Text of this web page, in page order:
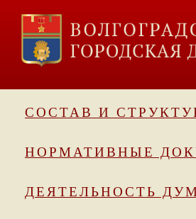
СОСТАВ И
НОРМАТИВНЫЕ
ДЕЯТЕЛЬНОСТЬ